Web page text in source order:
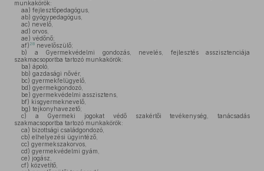
munkakörök:
aa) fejlesztőpedagógus,
ab) gyógypedagógus,
ac) nevelő,
ad) orvos,
ae) védőnő;
af) 28 nevelőszülő;
b) a Gyermekvédelmi gondozás, nevelés, fejlesztés asszisztenciája
szakmacsoportba tartozó munkakörök:
ba) ápoló,
bb) gazdasági nővér,
bc) gyermekfelügyelő,
bd) gyermekgondozó,
be) gyermekvédelmi asszisztens,
bf) kisgyermeknevelő,
bg) tejkonyhavezető;
c) a Gyermeki jogokat védő szakértői tevékenység, tanácsadás
szakmacsoportba tartozó munkakörök:
ca) bizottsági családgondozó,
cb) elhelyezési ügyintéző,
cc) gyermekszakorvos,
cd) gyermekvédelmi gyám,
ce) jogász,
cf) közvetítő,